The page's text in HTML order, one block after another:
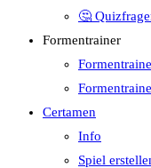
🤔
Formentrainer
Certamen
Info
Spiel